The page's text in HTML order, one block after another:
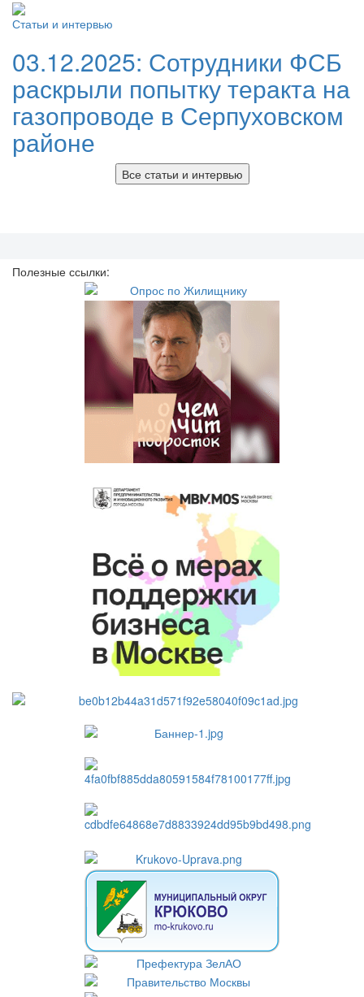
Статьи и интервью
03.12.2025: Сотрудники ФСБ
раскрыли попытку теракта на
газопроводе в Серпуховском
районе
Все статьи и интервью
Полезные ссылки: